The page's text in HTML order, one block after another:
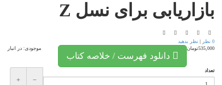
بازاریابی برای نسل Z
0 نظر | نظر بدهید
موجودی: در انبار 535,000تومان
دانلود فهرست / خلاصه کتاب
تعداد
−
+